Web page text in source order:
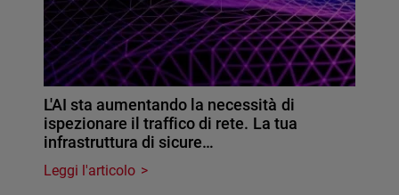
L'AI sta aumentando la necessità di
ispezionare il traffico di rete. La tua
infrastruttura di sicure…
Leggi l'articolo